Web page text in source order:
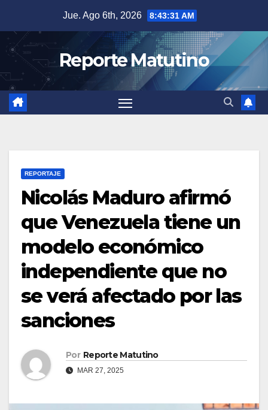
contenido
Jue. Ago 6th, 2026 8:43:32 AM
Reporte Matutino
REPORTAJE
Nicolás Maduro afirmó
que Venezuela tiene un
modelo económico
independiente que no
se verá afectado por las
sanciones
Por Reporte Matutino
MAR 27, 2025